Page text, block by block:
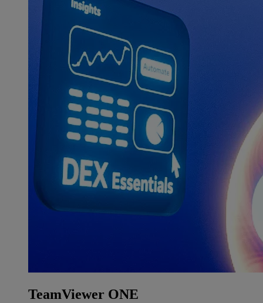
TeamViewer ONE